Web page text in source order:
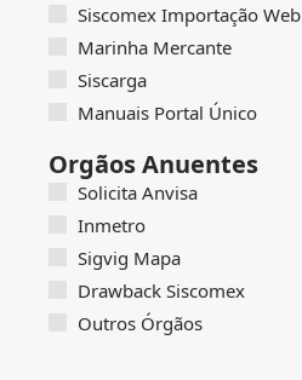
Siscomex Importação Web
Marinha Mercante
Siscarga
Manuais Portal Único
Orgãos Anuentes
Solicita Anvisa
Inmetro
Sigvig Mapa
Drawback Siscomex
Outros Órgãos